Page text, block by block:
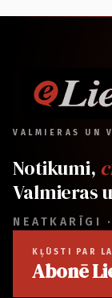
VALMIERAS UN
Notikumi,
Valmieras
NEATKARĪGI
KĻŪSTI PAR
Abonē